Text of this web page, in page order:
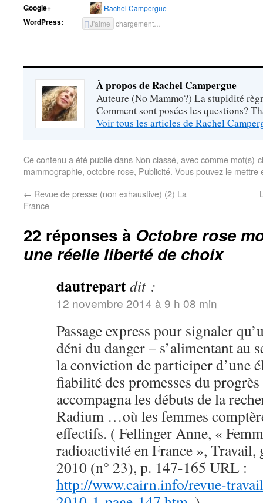
Google+ Rachel Campergue
WordPress: J'aime chargement…
À propos de Rachel Campergue
Auteure (No Mammo?) La stupidité
Comment sont posées les questions?
Voir tous les articles de Rachel
Ce contenu a été publié dans Non classé, avec comme mot(s)-
mammographie, octobre rose, Publicité. Vous pouvez le
← Revue de presse (non exhaustive) (2) La
France
22 réponses à Octobre rose
une réelle liberté de choix
dautrepartdit :
12 novembre 2014 à 9 h 08 min
Passage express pour signaler
déni du danger – s’alimentant au
la conviction de participer d’une
fiabilité des promesses du
accompagna les débuts de la
Radium …où les femmes
effectifs. ( Fellinger Anne, «
radioactivité en France », Travail,
2010 (n° 23), p. 147-165 URL :
http://www.cairn.info/revue-